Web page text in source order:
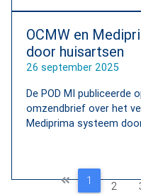
OCMW en
door huisartsen
26 september 2025
De POD MI publiceerde
omzendbrief over het
Mediprima systeem
1
2